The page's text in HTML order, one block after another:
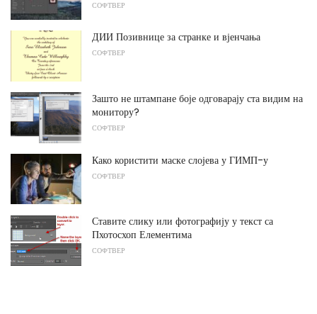
СОФТВЕР
ДИИ Позивнице за странке и вјенчања
СОФТВЕР
Зашто не штампане боје одговарају ста видим на
монитору?
СОФТВЕР
Како користити маске слојева у ГИМП-у
СОФТВЕР
Ставите слику или фотографију у текст са
Пхотосхоп Елементима
СОФТВЕР